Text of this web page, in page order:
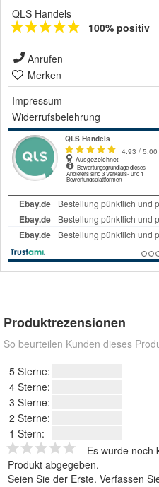
QLS Handels
100% positiv
Anrufen
Merken
Impressum
Widerrufsbelehrung
Produktrezensionen
So beurteilen Kunden dieses
5 Sterne:
4 Sterne:
3 Sterne:
2 Sterne:
1 Stern:
Es wurde noch
Produkt abgegeben.
Seien Sie der Erste. Verfassen